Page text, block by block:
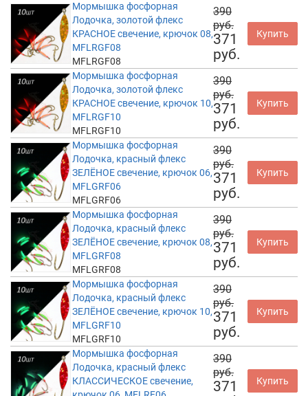
Мормышка фосфорная
Лодочка, золотой флекс
КРАСНОЕ свечение, крючок 08,
MFLRGF08
MFLRGF08
390
руб.
371
руб.
Купить
Мормышка фосфорная
Лодочка, золотой флекс
КРАСНОЕ свечение, крючок 10,
MFLRGF10
MFLRGF10
390
руб.
371
руб.
Купить
Мормышка фосфорная
Лодочка, красный флекс
ЗЕЛЁНОЕ свечение, крючок 06,
MFLGRF06
MFLGRF06
390
руб.
371
руб.
Купить
Мормышка фосфорная
Лодочка, красный флекс
ЗЕЛЁНОЕ свечение, крючок 08,
MFLGRF08
MFLGRF08
390
руб.
371
руб.
Купить
Мормышка фосфорная
Лодочка, красный флекс
ЗЕЛЁНОЕ свечение, крючок 10,
MFLGRF10
MFLGRF10
390
руб.
371
руб.
Купить
Мормышка фосфорная
Лодочка, красный флекс
КЛАССИЧЕСКОЕ свечение,
390
руб.
371
Купить